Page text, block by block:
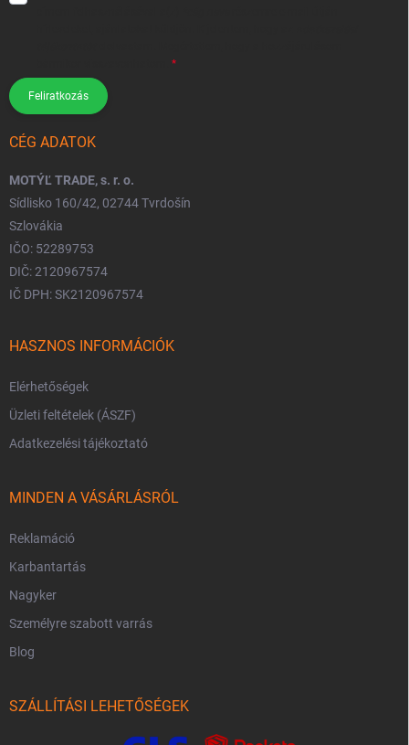
Feliratkozás
CÉG ADATOK
MOTÝĽ TRADE, s. r. o.
Sídlisko 160/42, 02744 Tvrdošín
Szlovákia
IČO: 52289753
DIČ: 2120967574
IČ DPH: SK2120967574
HASZNOS INFORMÁCIÓK
Elérhetőségek
Üzleti feltételek (ÁSZF)
Adatkezelési tájékoztató
MINDEN A VÁSÁRLÁSRÓL
Reklamáció
Karbantartás
Nagyker
Személyre szabott varrás
Blog
SZÁLLÍTÁSI LEHETŐSÉGEK